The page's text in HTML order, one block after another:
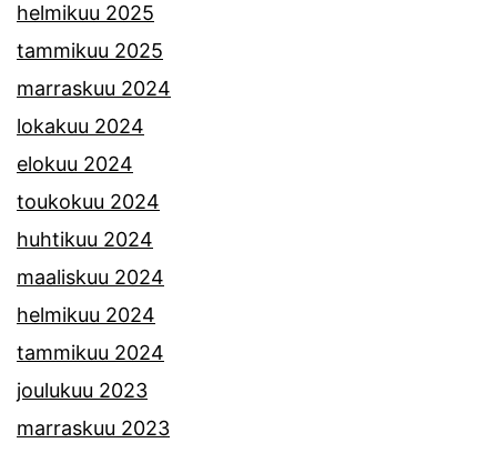
helmikuu 2025
tammikuu 2025
marraskuu 2024
lokakuu 2024
elokuu 2024
toukokuu 2024
huhtikuu 2024
maaliskuu 2024
helmikuu 2024
tammikuu 2024
joulukuu 2023
marraskuu 2023